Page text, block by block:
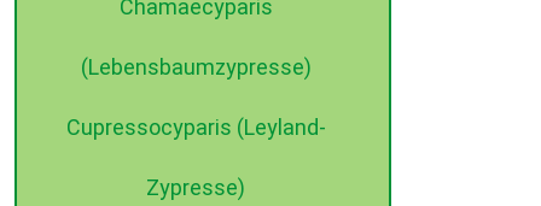
Chamaecyparis
(Lebensbaumzypresse)
Cupressocyparis (Leyland-
Zypresse)